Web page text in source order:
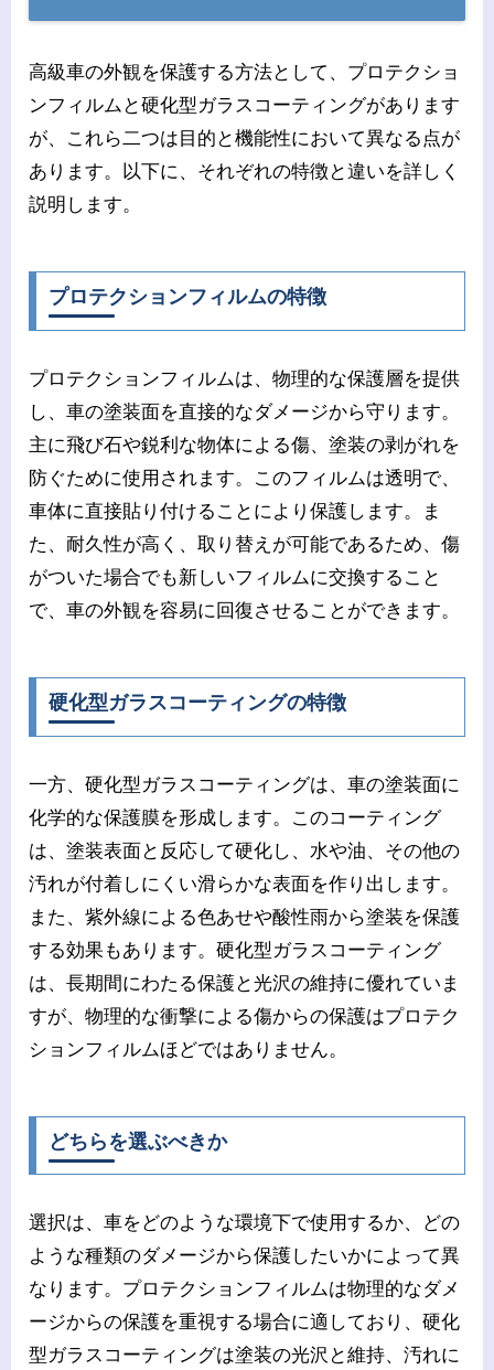
高級車の外観を保護する方法として、プロテクショ
ンフィルムと硬化型ガラスコーティングがあります
が、これら二つは目的と機能性において異なる点が
あります。以下に、それぞれの特徴と違いを詳しく
説明します。
プロテクションフィルムの特徴
プロテクションフィルムは、物理的な保護層を提供
し、車の塗装面を直接的なダメージから守ります。
主に飛び石や鋭利な物体による傷、塗装の剥がれを
防ぐために使用されます。このフィルムは透明で、
車体に直接貼り付けることにより保護します。ま
た、耐久性が高く、取り替えが可能であるため、傷
がついた場合でも新しいフィルムに交換すること
で、車の外観を容易に回復させることができます。
硬化型ガラスコーティングの特徴
一方、硬化型ガラスコーティングは、車の塗装面に
化学的な保護膜を形成します。このコーティング
は、塗装表面と反応して硬化し、水や油、その他の
汚れが付着しにくい滑らかな表面を作り出します。
また、紫外線による色あせや酸性雨から塗装を保護
する効果もあります。硬化型ガラスコーティング
は、長期間にわたる保護と光沢の維持に優れていま
すが、物理的な衝撃による傷からの保護はプロテク
ションフィルムほどではありません。
どちらを選ぶべきか
選択は、車をどのような環境下で使用するか、どの
ような種類のダメージから保護したいかによって異
なります。プロテクションフィルムは物理的なダメ
ージからの保護を重視する場合に適しており、硬化
型ガラスコーティングは塗装の光沢と維持、汚れに